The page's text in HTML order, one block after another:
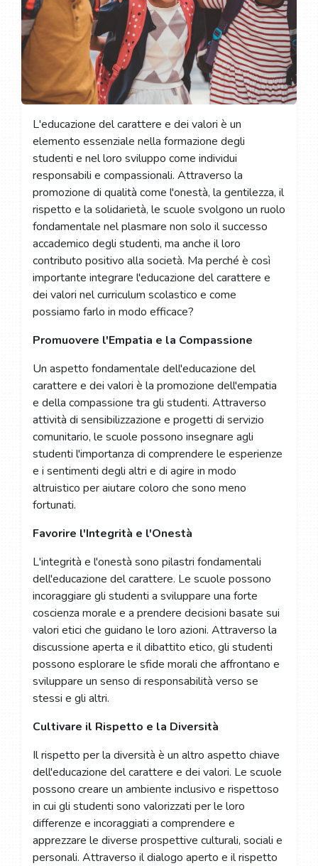
L'educazione del carattere e dei valori è un
elemento essenziale nella formazione degli
studenti e nel loro sviluppo come individui
responsabili e compassionali. Attraverso la
promozione di qualità come l'onestà, la gentilezza, il
rispetto e la solidarietà, le scuole svolgono un ruolo
fondamentale nel plasmare non solo il successo
accademico degli studenti, ma anche il loro
contributo positivo alla società. Ma perché è così
importante integrare l'educazione del carattere e
dei valori nel curriculum scolastico e come
possiamo farlo in modo efficace?
Promuovere l'Empatia e la Compassione
Un aspetto fondamentale dell'educazione del
carattere e dei valori è la promozione dell'empatia
e della compassione tra gli studenti. Attraverso
attività di sensibilizzazione e progetti di servizio
comunitario, le scuole possono insegnare agli
studenti l'importanza di comprendere le esperienze
e i sentimenti degli altri e di agire in modo
altruistico per aiutare coloro che sono meno
fortunati.
Favorire l'Integrità e l'Onestà
L'integrità e l'onestà sono pilastri fondamentali
dell'educazione del carattere. Le scuole possono
incoraggiare gli studenti a sviluppare una forte
coscienza morale e a prendere decisioni basate sui
valori etici che guidano le loro azioni. Attraverso la
discussione aperta e il dibattito etico, gli studenti
possono esplorare le sfide morali che affrontano e
sviluppare un senso di responsabilità verso se
stessi e gli altri.
Cultivare il Rispetto e la Diversità
Il rispetto per la diversità è un altro aspetto chiave
dell'educazione del carattere e dei valori. Le scuole
possono creare un ambiente inclusivo e rispettoso
in cui gli studenti sono valorizzati per le loro
differenze e incoraggiati a comprendere e
apprezzare le diverse prospettive culturali, sociali e
personali. Attraverso il dialogo aperto e il rispetto